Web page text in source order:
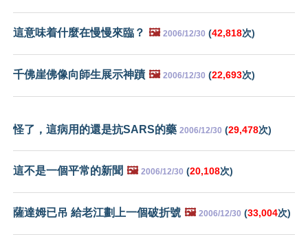
這意味着什麼在慢慢來臨？ 🖼️ 2006/12/30 (42,818次)
千佛崖佛像向師生展示神蹟 🖼️ 2006/12/30 (22,693次)
怪了，這病用的還是抗SARS的藥 2006/12/30 (29,478次)
這不是一個平常的新聞 🖼️ 2006/12/30 (20,108次)
薩達姆已吊 給老江劃上一個破折號 🖼️ 2006/12/30 (33,004次)